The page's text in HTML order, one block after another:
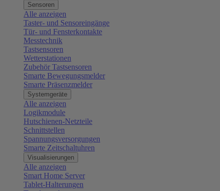
Sensoren
Alle anzeigen
Taster- und Sensoreingänge
Tür- und Fensterkontakte
Messtechnik
Tastsensoren
Wetterstationen
Zubehör Tastsensoren
Smarte Bewegungsmelder
Smarte Präsenzmelder
Systemgeräte
Alle anzeigen
Logikmodule
Hutschienen-Netzteile
Schnittstellen
Spannungsversorgungen
Smarte Zeitschaltuhren
Visualisierungen
Alle anzeigen
Smart Home Server
Tablet-Halterungen